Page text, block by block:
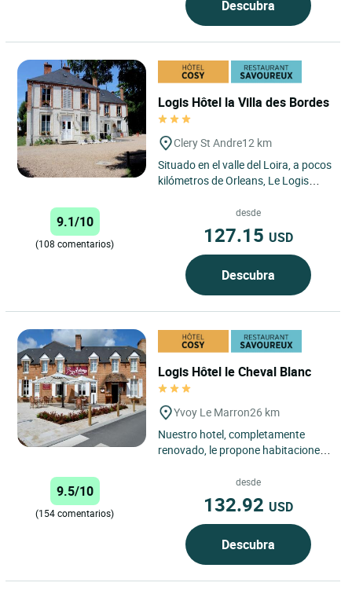
Descubra
Logis Hôtel la Villa des Bordes
Clery St Andre12 km
Situado en el valle del Loira, a pocos
kilómetros de Orleans, Le Logis
una ubicación...
9.1/10
(108 comentarios)
desde
127.15 USD
Descubra
Logis Hôtel le Cheval Blanc
Yvoy Le Marron26 km
Nuestro hotel, completamente
renovado, le propone habitaciones
decoración refinada. Para...
9.5/10
(154 comentarios)
desde
132.92 USD
Descubra